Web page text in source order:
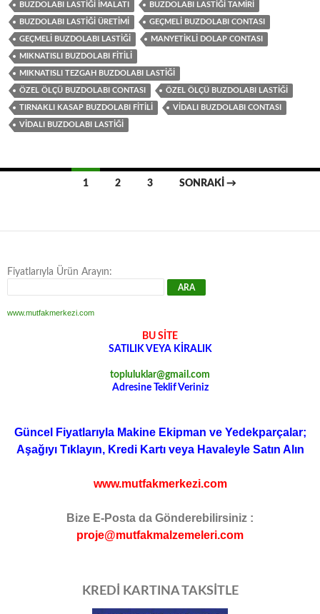
BUZDOLABI LASTIĞI IMALATI BUZDOLABI LASTIĞI TAMIRI
BUZDOLABI LASTIĞI ÜRETIMI GEÇMELI BUZDOLABI CONTASI
GEÇMELI BUZDOLABI LASTIĞI MANYETIKLI DOLAP CONTASI
MIKNATISLI BUZDOLABI FITILI
MIKNATISLI TEZGAH BUZDOLABI LASTIĞI
ÖZEL ÖLÇÜ BUZDOLABI CONTASI ÖZEL ÖLÇÜ BUZDOLABI LASTIĞI
TIRNAKLI KASAP BUZDOLABI FITILI VIDALI BUZDOLABI CONTASI
VIDALI BUZDOLABI LASTIĞI
1 2 3 SONRAKI →
Fiyatlarıyla Ürün Arayın:
www.mutfakmerkezi.com
BU SİTE
SATILIK VEYA KİRALIK
topluluklar@gmail.com
Adresine Teklif Veriniz
Güncel Fiyatlarıyla Makine Ekipman ve Yedekparçalar;
Aşağıyı Tıklayın, Kredi Kartı veya Havaleyle Satın Alın
www.mutfakmerkezi.com
Bize E-Posta da Gönderebilirsiniz :
proje@mutfakmalzemeleri.com
KREDİ KARTINA TAKSİTLE